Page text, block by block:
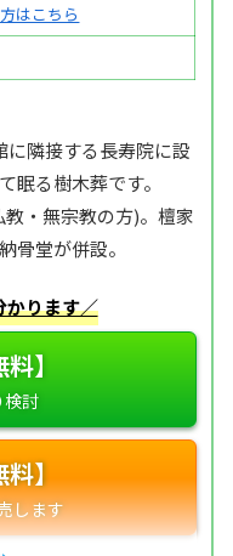
はこちら
に隣接する長寿院に設
眠る樹木葬です。
・無宗教の方)。檀家
骨堂が併設。
かります／
】
】